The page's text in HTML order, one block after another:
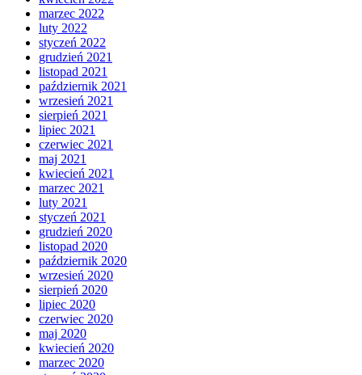
marzec 2022
luty 2022
styczeń 2022
grudzień 2021
listopad 2021
październik 2021
wrzesień 2021
sierpień 2021
lipiec 2021
czerwiec 2021
maj 2021
kwiecień 2021
marzec 2021
luty 2021
styczeń 2021
grudzień 2020
listopad 2020
październik 2020
wrzesień 2020
sierpień 2020
lipiec 2020
czerwiec 2020
maj 2020
kwiecień 2020
marzec 2020